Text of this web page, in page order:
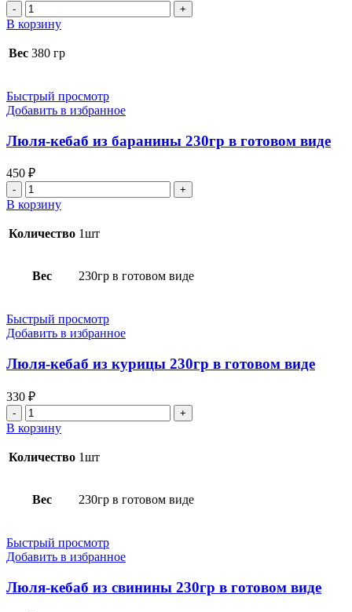
Количество
товара
Люля
свинина
В корзину
Вес 380 гр
Быстрый просмотр
Добавить в избранное
Люля-кебаб из баранины 230гр в готовом виде
450 ₽
Количество
товара
Люля-
кебаб
230гр
виде
В корзину
Количество 1шт
Вес 230гр в готовом виде
Быстрый просмотр
Добавить в избранное
Люля-кебаб из курицы 230гр в готовом виде
330 ₽
Количество
товара
Люля-
кебаб
230гр
виде
В корзину
Количество 1шт
Вес 230гр в готовом виде
Быстрый просмотр
Добавить в избранное
Люля-кебаб из свинины 230гр в готовом виде